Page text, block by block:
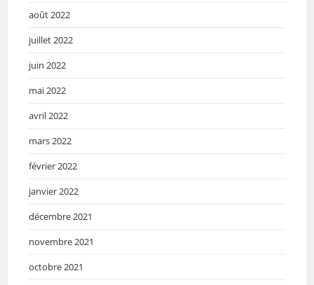
août 2022
juillet 2022
juin 2022
mai 2022
avril 2022
mars 2022
février 2022
janvier 2022
décembre 2021
novembre 2021
octobre 2021